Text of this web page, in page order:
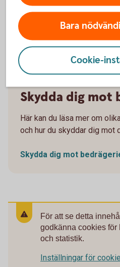
kan göra om du har blivit
Bli svårlurad
Skydda dig mot
Här kan du läsa mer om
och hur du skyddar dig mot
Skydda dig mot
För att se detta
godkänna cookies för
och statistik.
Inställningar för
Bara
Cookie-